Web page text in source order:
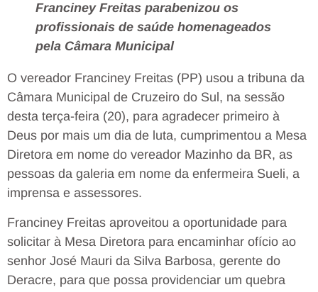
Franciney Freitas parabenizou os
profissionais de saúde homenageados
pela Câmara Municipal
O vereador Franciney Freitas (PP) usou a tribuna da
Câmara Municipal de Cruzeiro do Sul, na sessão
desta terça-feira (20), para agradecer primeiro à
Deus por mais um dia de luta, cumprimentou a Mesa
Diretora em nome do vereador Mazinho da BR, as
pessoas da galeria em nome da enfermeira Sueli, a
imprensa e assessores.
Franciney Freitas aproveitou a oportunidade para
solicitar à Mesa Diretora para encaminhar ofício ao
senhor José Mauri da Silva Barbosa, gerente do
Deracre, para que possa providenciar um quebra